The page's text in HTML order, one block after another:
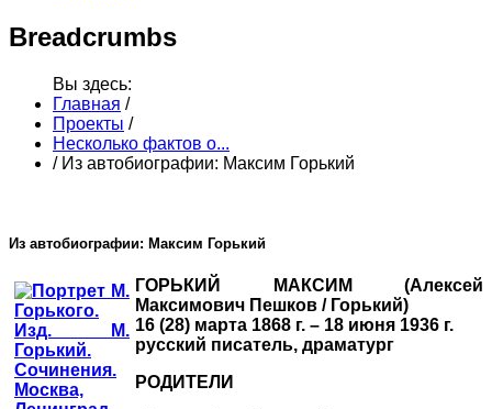
Breadcrumbs
Вы здесь:
Главная /
Проекты /
Несколько фактов о...
/ Из автобиографии: Максим Горький
Из автобиографии: Максим Горький
ГОРЬКИЙ МАКСИМ (Алексей
Максимович Пешков / Горький)
16 (28) марта 1868 г. – 18 июня 1936 г.
русский писатель, драматург
РОДИТЕЛИ